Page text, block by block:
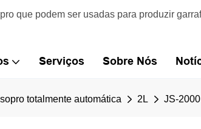
que podem ser usadas para produzir
Serviços Sobre Nós
totalmente automática 2L JS-